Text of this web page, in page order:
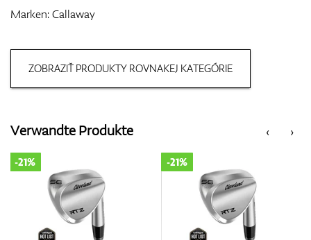
Bags
Marken:Callaway
ZOBRAZIŤ PRODUKTY ROVNAKEJ KATEGÓRIE
‹
Verwandte Produkte ›
-21% -21%